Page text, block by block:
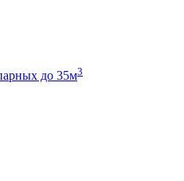
до 35м3